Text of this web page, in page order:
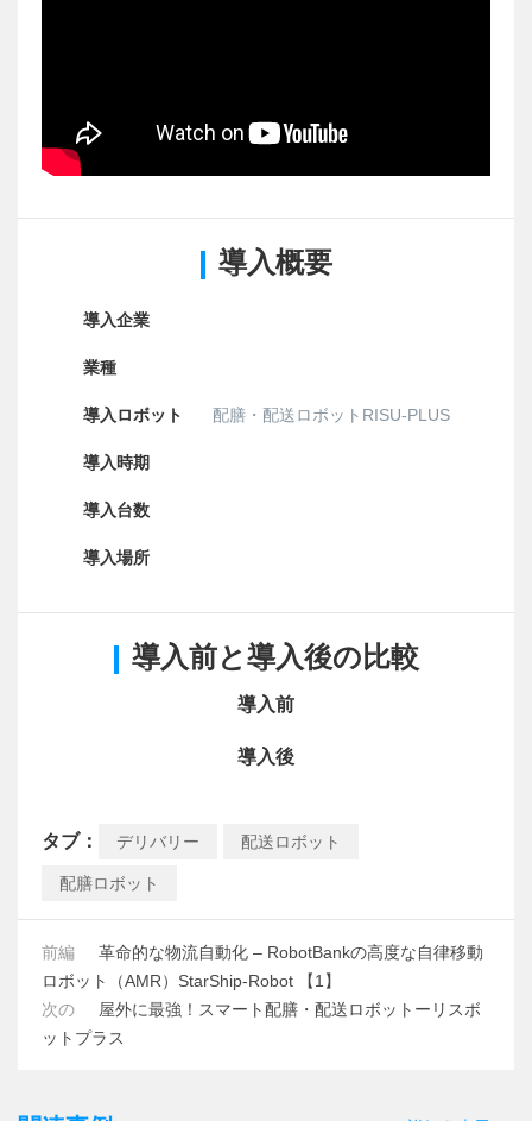
導入概要
導入企業
業種
導入ロボット 配膳・配送ロボットRISU-PLUS
導入時期
導入台数
導入場所
導入前と導入後の比較
導入前
導入後
タブ： デリバリー 配送ロボット
配膳ロボット
前編
革命的な物流自動化 – RobotBankの高度な自律移動
ロボット（AMR）StarShip-Robot 【1】
次の
屋外に最強！スマート配膳・配送ロボットーリスボ
ットプラス